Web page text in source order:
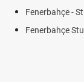
Fenerbahçe -
Fenerbahçe